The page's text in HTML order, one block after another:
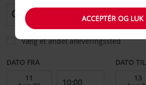
Vælg et andet afleveringssted
DATO FRA DATO TIL
ACCEPTÉR OG LUK